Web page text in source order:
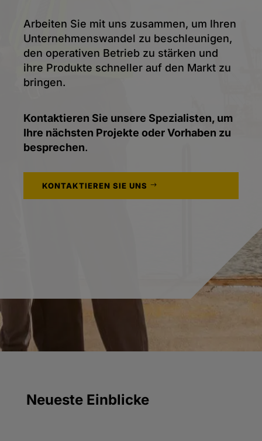
Arbeiten Sie mit uns zusammen, um Ihren
Unternehmenswandel zu beschleunigen,
den operativen Betrieb zu stärken und
ihre Produkte schneller auf den Markt zu
bringen.
Kontaktieren Sie unsere Spezialisten, um
Ihre nächsten Projekte oder Vorhaben zu
besprechen.
KONTAKTIEREN SIE UNS
Neueste Einblicke